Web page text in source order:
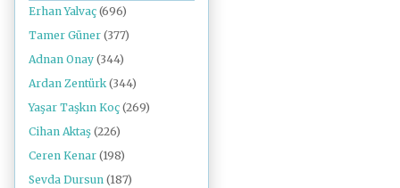
Erhan Yalvaç (696)
Tamer Güner (377)
Adnan Onay (344)
Ardan Zentürk (344)
Yaşar Taşkın Koç (269)
Cihan Aktaş (226)
Ceren Kenar (198)
Sevda Dursun (187)